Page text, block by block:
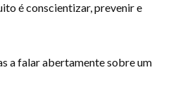
é conscientizar, prevenir e
a falar abertamente sobre um